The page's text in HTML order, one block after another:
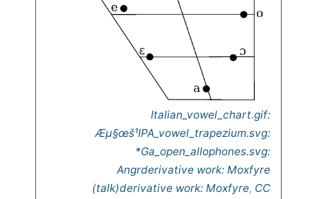
Italian_vowel_chart.gif:
Æµ§œš¹IPA_vowel_trapezium.svg:
*Ga_open_allophones.svg:
Angrderivative work: Moxfyre
(talk)derivative work: Moxfyre, CC